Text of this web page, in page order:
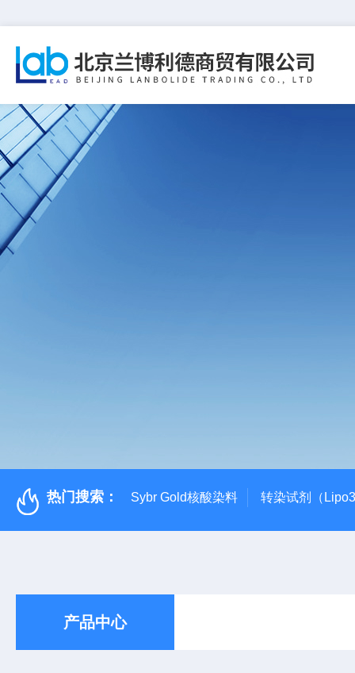
热门搜索： Sybr Gold核酸染料 转染试剂（
产品中心